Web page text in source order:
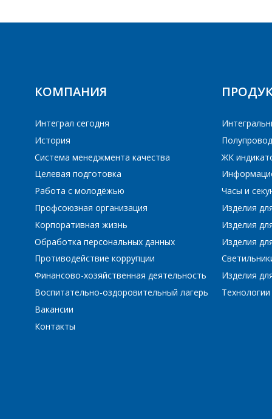
КОМПАНИЯ
Интеграл сегодня
История
Система менеджмента качества
Целевая подготовка
Работа с молодёжью
Профсоюзная организация
Корпоративная жизнь
Обработка персональных данных
Противодействие коррупции
Финансово-хозяйственная деятельность
Воспитательно-оздоровительный лагерь
Вакансии
Контакты
ЖК
Часы и
Изделия
Изделия
Изделия
Изделия
Технологии